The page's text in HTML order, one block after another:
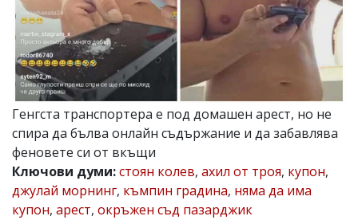
Касабова,
еmail:k.kassabova@flagman.bg
Главен
редактор:
Иван
Колев,
email:
office@flagman.bg
Коментарите
под
статиите
се
въвеждат
Генгста транспортера е под домашен арест, но не
спира да бълва онлайн съдържание и да забавлява
феновете си от вкъщи
Ключови думи:стоян колев, ахил от троя, купон,
джулай морнинг, къмпин градина, няма да има
купон, арест, окръжен съд пазарджик